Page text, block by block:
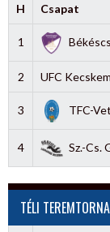
H Csapat
1
2 UFC
3 TFC-
4 Sz.-Cs.
TÉLI